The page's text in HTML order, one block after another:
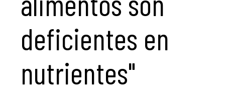
deficientes en
nutrientes"